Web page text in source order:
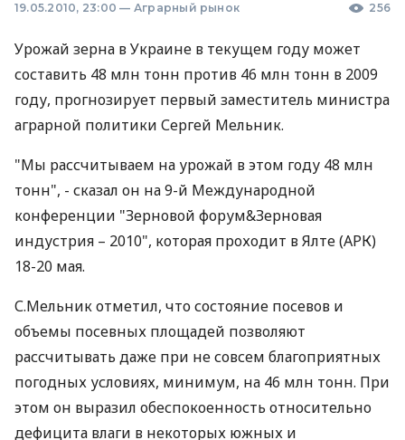
19.05.2010, 23:00 — Аграрный рынок 256
Урожай зерна в Украине в текущем году может
составить 48 млн тонн против 46 млн тонн в 2009
году, прогнозирует первый заместитель министра
аграрной политики Сергей Мельник.
"Мы рассчитываем на урожай в этом году 48 млн
тонн", - сказал он на 9-й Международной
конференции "Зерновой форум&Зерновая
индустрия – 2010", которая проходит в Ялте (АРК)
18-20 мая.
С.Мельник отметил, что состояние посевов и
объемы посевных площадей позволяют
рассчитывать даже при не совсем благоприятных
погодных условиях, минимум, на 46 млн тонн. При
этом он выразил обеспокоенность относительно
дефицита влаги в некоторых южных и